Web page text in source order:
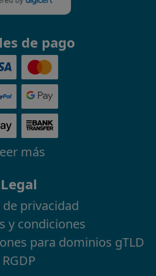
de pago
más
Legal
de privacidad
y condiciones
para dominios gTLD
RGDP